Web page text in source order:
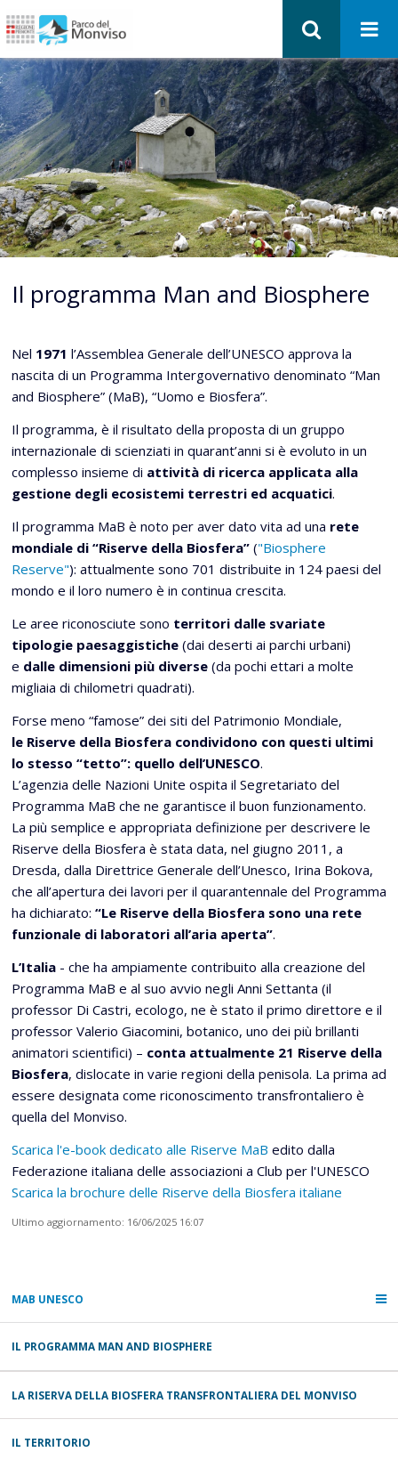
Il programma Man and Biosphere
Nel 1971 l’Assemblea Generale dell’UNESCO approva la
nascita di un Programma Intergovernativo denominato “Man
and Biosphere” (MaB), “Uomo e Biosfera”.
Il programma, è il risultato della proposta di un gruppo
internazionale di scienziati in quarant’anni si è evoluto in un
complesso insieme di attività di ricerca applicata alla
gestione degli ecosistemi terrestri ed acquatici.
Il programma MaB è noto per aver dato vita ad una rete
mondiale di “Riserve della Biosfera” ("Biosphere
Reserve"): attualmente sono 701 distribuite in 124 paesi del
mondo e il loro numero è in continua crescita.
Le aree riconosciute sono territori dalle svariate
tipologie paesaggistiche (dai deserti ai parchi urbani)
e dalle dimensioni più diverse (da pochi ettari a molte
migliaia di chilometri quadrati).
Forse meno “famose” dei siti del Patrimonio Mondiale,
le Riserve della Biosfera condividono con questi ultimi
lo stesso “tetto”: quello dell’UNESCO.
L’agenzia delle Nazioni Unite ospita il Segretariato del
Programma MaB che ne garantisce il buon funzionamento.
La più semplice e appropriata definizione per descrivere le
Riserve della Biosfera è stata data, nel giugno 2011, a
Dresda, dalla Direttrice Generale dell’Unesco, Irina Bokova,
che all’apertura dei lavori per il quarantennale del Programma
ha dichiarato: “Le Riserve della Biosfera sono una rete
funzionale di laboratori all’aria aperta”.
L’Italia - che ha ampiamente contribuito alla creazione del
Programma MaB e al suo avvio negli Anni Settanta (il
professor Di Castri, ecologo, ne è stato il primo direttore e il
professor Valerio Giacomini, botanico, uno dei più brillanti
animatori scientifici) – conta attualmente 21 Riserve della
Biosfera, dislocate in varie regioni della penisola. La prima ad
essere designata come riconoscimento transfrontaliero è
quella del Monviso.
Scarica l'e-book dedicato alle Riserve MaB edito dalla
Federazione italiana delle associazioni a Club per l'UNESCO
Scarica la brochure delle Riserve della Biosfera italiane
Ultimo aggiornamento: 16/06/2025 16:07
MAB UNESCO
IL PROGRAMMA MAN AND BIOSPHERE
LA RISERVA DELLA BIOSFERA TRANSFRONTALIERA DEL MONVISO
IL TERRITORIO